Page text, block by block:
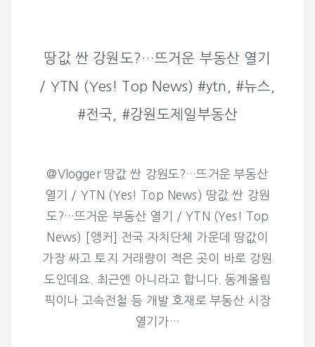
땅값 싼 강원도?…뜨거운 부동산 열기
/ YTN (Yes! Top News) #ytn, #뉴스,
#전국, #강원도제일부동산
@Vlogger 땅값 싼 강원도?…뜨거운 부동산
열기 / YTN (Yes! Top News) 땅값 싼 강원
도?…뜨거운 부동산 열기 / YTN (Yes! Top
News) [앵커] 전국 자치단체 가운데 땅값이
가장 싸고 토지 거래량이 적은 곳이 바로 강원
도인데요. 최근엔 아니라고 합니다. 동계올림
픽이나 고속전철 등 개발 호재로 부동산 시장
열기가…